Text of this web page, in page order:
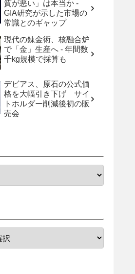
質が悪い」は本当か -
GIA研究が示した市場の
常識とのギャップ
現代の錬金術、核融合炉
で「金」生産へ - 年間数
千kg規模で採算も
デビアス、原石の公式価
格を大幅引き下げ サイ
トホルダー削減後初の販
売会